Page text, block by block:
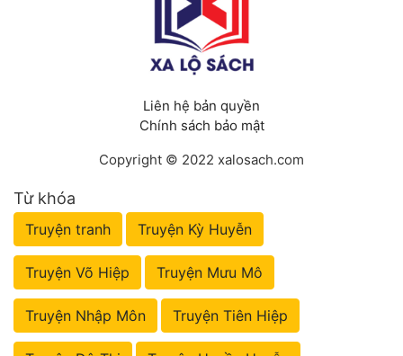
Liên hệ bản quyền
Chính sách bảo mật
Copyright © 2022 xalosach.com
Từ khóa
Truyện tranh Truyện Kỳ Huyễn
Truyện Võ Hiệp Truyện Mưu Mô
Truyện Nhập Môn Truyện Tiên Hiệp